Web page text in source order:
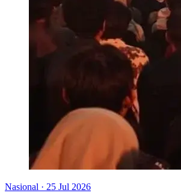
Nasional · 25 Jul 2026